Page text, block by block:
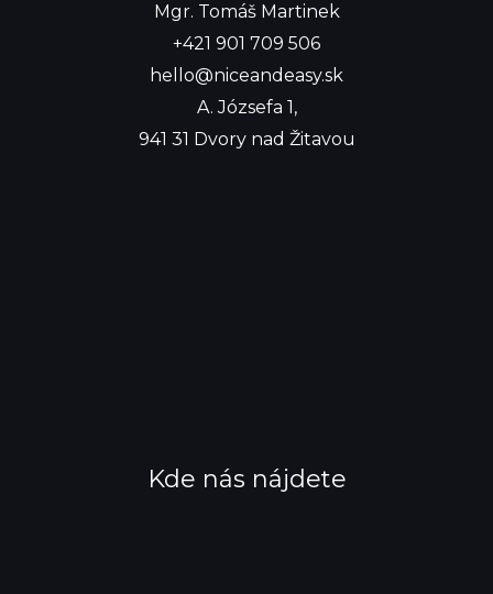
Mgr. Tomáš Martinek
+421 901 709 506
hello@niceandeasy.sk
A. Józsefa 1,
941 31 Dvory nad Žitavou
Kde nás nájdete